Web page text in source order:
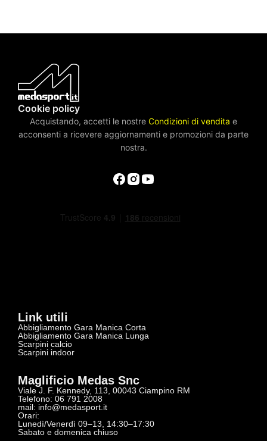
Cookie policy
Acquistando, accetti le nostre Condizioni di vendita e
acconsenti a ricevere aggiornamenti e promozioni da parte
nostra.
Link utili
Abbigliamento Gara Manica Corta
Abbigliamento Gara Manica Lunga
Scarpini calcio
Scarpini indoor
Maglificio Medas Snc
Viale J. F. Kennedy, 113, 00043 Ciampino RM
Telefono: 06 791 2008
mail: info@medasport.it
Orari:
Lunedì/Venerdì 09–13, 14:30–17:30
Sabato e domenica chiuso